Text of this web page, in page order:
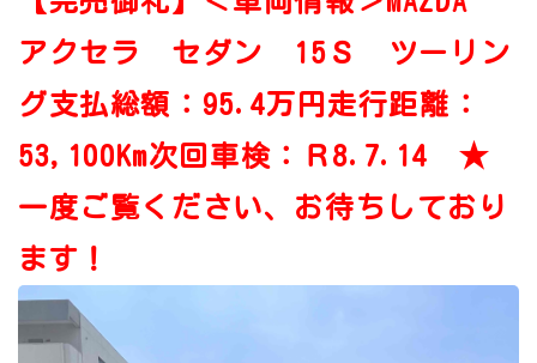
アクセラ セダン 15Ｓ ツーリン
グ支払総額：95.4万円走行距離：
53,100Km次回車検：Ｒ8.7.14 ★
一度ご覧ください、お待ちしており
ます！